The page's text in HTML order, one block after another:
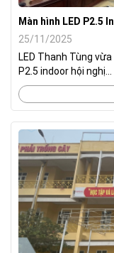
Màn hình LED P2.5
25/11/2025
LED Thanh Tùng
P2.5 indoor hội nghị...